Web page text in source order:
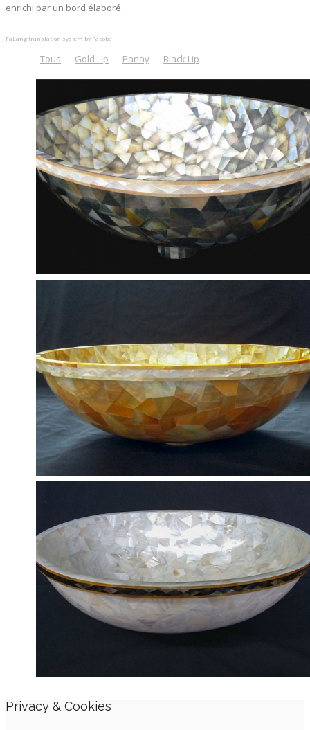
enrichi par un bord élaboré.
FaLang translation system by Faboba
Tous Gold Lip Panay Black Lip
Privacy & Cookies